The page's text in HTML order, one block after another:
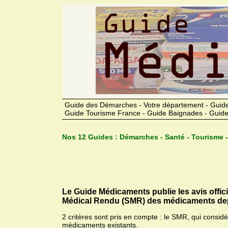
Guide des Démarches - Votre département -
Guide Tourisme France - Guide Baignades -
Nos 12 Guides : Démarches - Santé -
Le Guide Médicaments publie les avis
Médical Rendu (SMR) des médicaments
2 critères sont pris en compte : le SMR, qui
médicaments existants.